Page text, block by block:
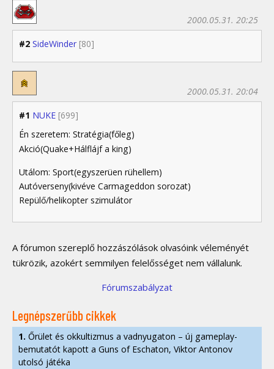
#2 SideWinder [80]
2000.05.31. 20:25
#1 NUKE [699]
2000.05.31. 20:04
Én szeretem: Stratégia(főleg)
Akció(Quake+Hálflájf a king)
Utálom: Sport(egyszerüen rühellem)
Autóverseny(kivéve Carmageddon sorozat)
Repülő/helikopter szimulátor
A fórumon szereplő hozzászólások olvasóink véleményét
tükrözik, azokért semmilyen felelősséget nem vállalunk.
Fórumszabályzat
Legnépszerűbb cikkek
1. Őrület és okkultizmus a vadnyugaton – új gameplay-
bemutatót kapott a Guns of Eschaton, Viktor Antonov
utolsó játéka